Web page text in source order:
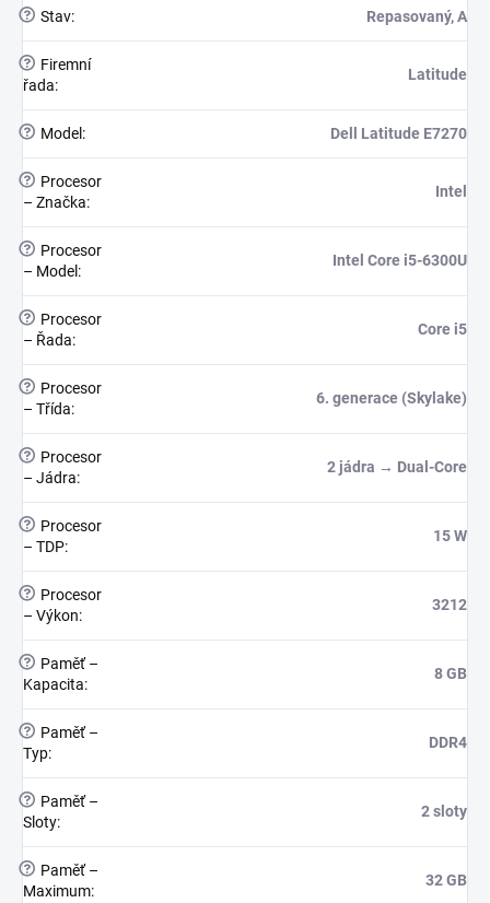
? Stav: Repasovaný, A
?
Firemní
řada:
Latitude
? Model : Dell Latitude E7270
?
Procesor
– Značka:
Intel
?
Procesor
– Model :
Intel Core i5-6300U
?
Procesor
– Řada:
Core i5
?
Procesor
– Třída:
6. generace (Skylake)
?
Procesor
– Jádra:
2 jádra → Dual-Core
?
Procesor
– TDP:
15 W
?
Procesor
– Výkon:
3212
?
Paměť –
Kapacita:
8 GB
?
Paměť –
Typ:
DDR4
?
Paměť –
Sloty:
2 sloty
?
Paměť –
Maximum:
32 GB